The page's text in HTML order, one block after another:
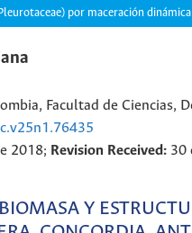
por maceración dinámica